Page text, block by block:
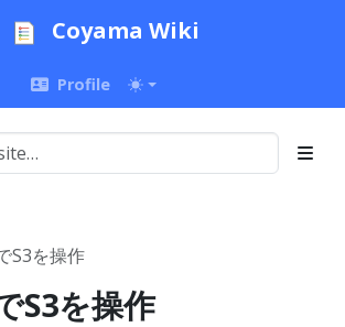
Coyama Wiki
Profile
S3を操作
S3を操作